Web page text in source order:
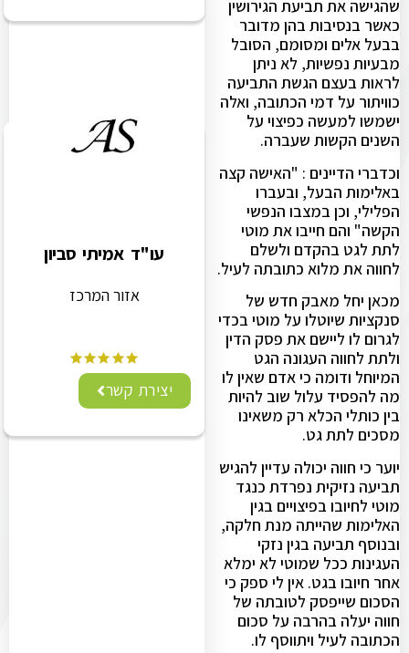
שהגישה את תביעת הגירושין
כאשר בנסיבות בהן מדובר
בבעל אלים ומסומם, הסובל
מבעיות נפשיות, לא ניתן
לראות בעצם הגשת התביעה
כוויתור על דמי הכתובה, ואלה
ישמשו למעשה כפיצוי על
השנים הקשות שעברה.
וכדברי הדיינים : "האישה קצה
באלימות הבעל, ובעברו
הפלילי, וכן במצבו הנפשי
הקשה" והם חייבו את מוטי
לתת לגט בהקדם ולשלם
לחווה את מלוא כתובתה לעיל.
מכאן יחל מאבק חדש של
סנקציות שיוטלו על מוטי בכדי
לגרום לו ליישם את פסק הדין
ולתת לחווה העגונה הגט
המיוחל ודומה כי אדם שאין לו
מה להפסיד עלול שוב להיות
בין כותלי הכלא רק משאינו
מסכים לתת גט.
יוער כי חווה יכולה עדיין להגיש
תביעה נזיקית נפרדת כנגד
מוטי לחיובו בפיצויים בגין
האלימות שהייתה מנת חלקה,
ובנוסף תביעה בגין נזקי
העגינות ככל שמוטי לא ימלא
אחר חיובו בגט. אין לי ספק כי
הסכום שייפסק לטובתה של
חווה יעלה בהרבה על סכום
הכתובה לעיל ויתווסף לו.
עו"ד אמיתי סביון
אזור המרכז
יצירת קשר